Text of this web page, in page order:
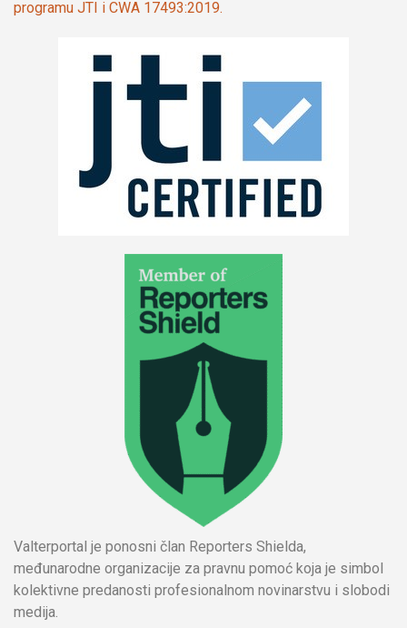
programu JTI i CWA 17493:2019.
Valterportal je ponosni član Reporters Shielda,
međunarodne organizacije za pravnu pomoć koja je simbol
kolektivne predanosti profesionalnom novinarstvu i slobodi
medija.